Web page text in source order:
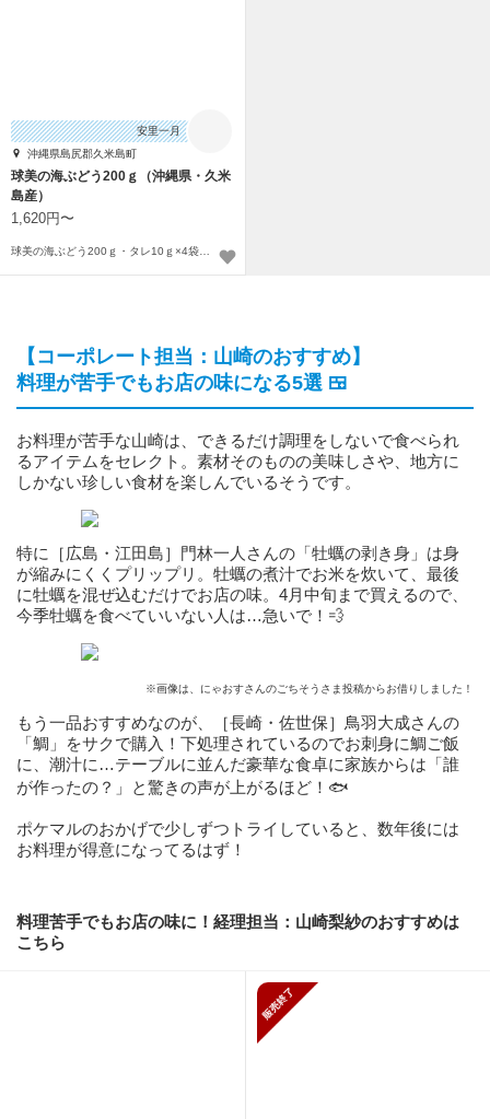
安里一月
沖縄県島尻郡久米島町
球美の海ぶどう200ｇ（沖縄県・久米
島産）
1,620円〜
【コーポレート担当：山崎のおすすめ】
料理が苦手でもお店の味になる5選 🍱
お料理が苦手な山崎は、できるだけ調理をしないで食べられ
るアイテムをセレクト。素材そのものの美味しさや、地方に
しかない珍しい食材を楽しんでいるそうです。
特に［広島・江田島］門林一人さんの「牡蠣の剥き身」は身
が縮みにくくプリップリ。牡蠣の煮汁でお米を炊いて、最後
に牡蠣を混ぜ込むだけでお店の味。4月中旬まで買えるので、
今季牡蠣を食べていいない人は…急いで！💨
※画像は、にゃおすさんのごちそうさま投稿からお借りしました！
もう一品おすすめなのが、［長崎・佐世保］鳥羽大成さんの
「鯛」をサクで購入！下処理されているのでお刺身に鯛ご飯
に、潮汁に…テーブルに並んだ豪華な食卓に家族からは「誰
が作ったの？」と驚きの声が上がるほど！🐟
ポケマルのおかげで少しずつトライしていると、数年後には
お料理が得意になってるはず！
料理苦手でもお店の味に！経理担当：山崎梨紗のおすすめは
こちら